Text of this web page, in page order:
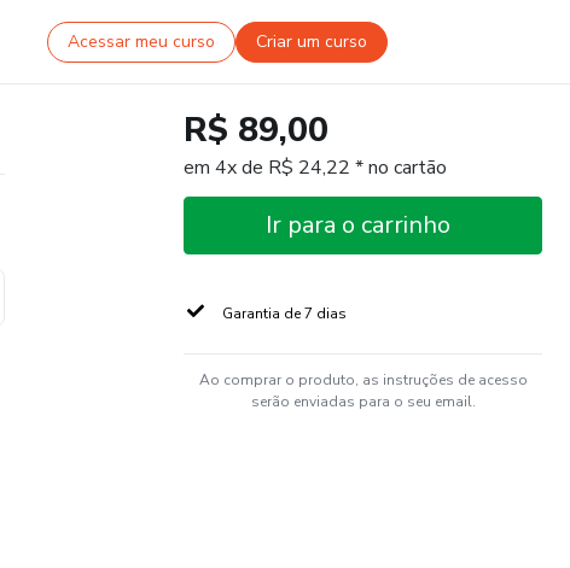
Acessar meu curso Criar um curso
R$ 89,00
em 4x de R$ 24,22 * no cartão
Ir para o carrinho
Garantia de 7 dias
Ao comprar o produto, as instruções de acesso
serão enviadas para o seu email.